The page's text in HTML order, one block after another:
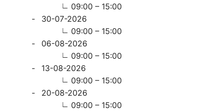
09:00 – 15:00
30-07-2026
09:00 – 15:00
06-08-2026
09:00 – 15:00
13-08-2026
09:00 – 15:00
20-08-2026
09:00 – 15:00